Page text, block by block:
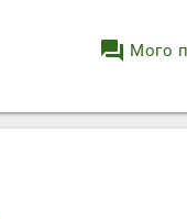
question_answer Мого